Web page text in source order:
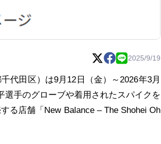
2025/9/19
代田区）は9月12日（金）～2026年3月
手のグローブや着用されたスパイクを
る店舗「New Balance – The Shohei Oh